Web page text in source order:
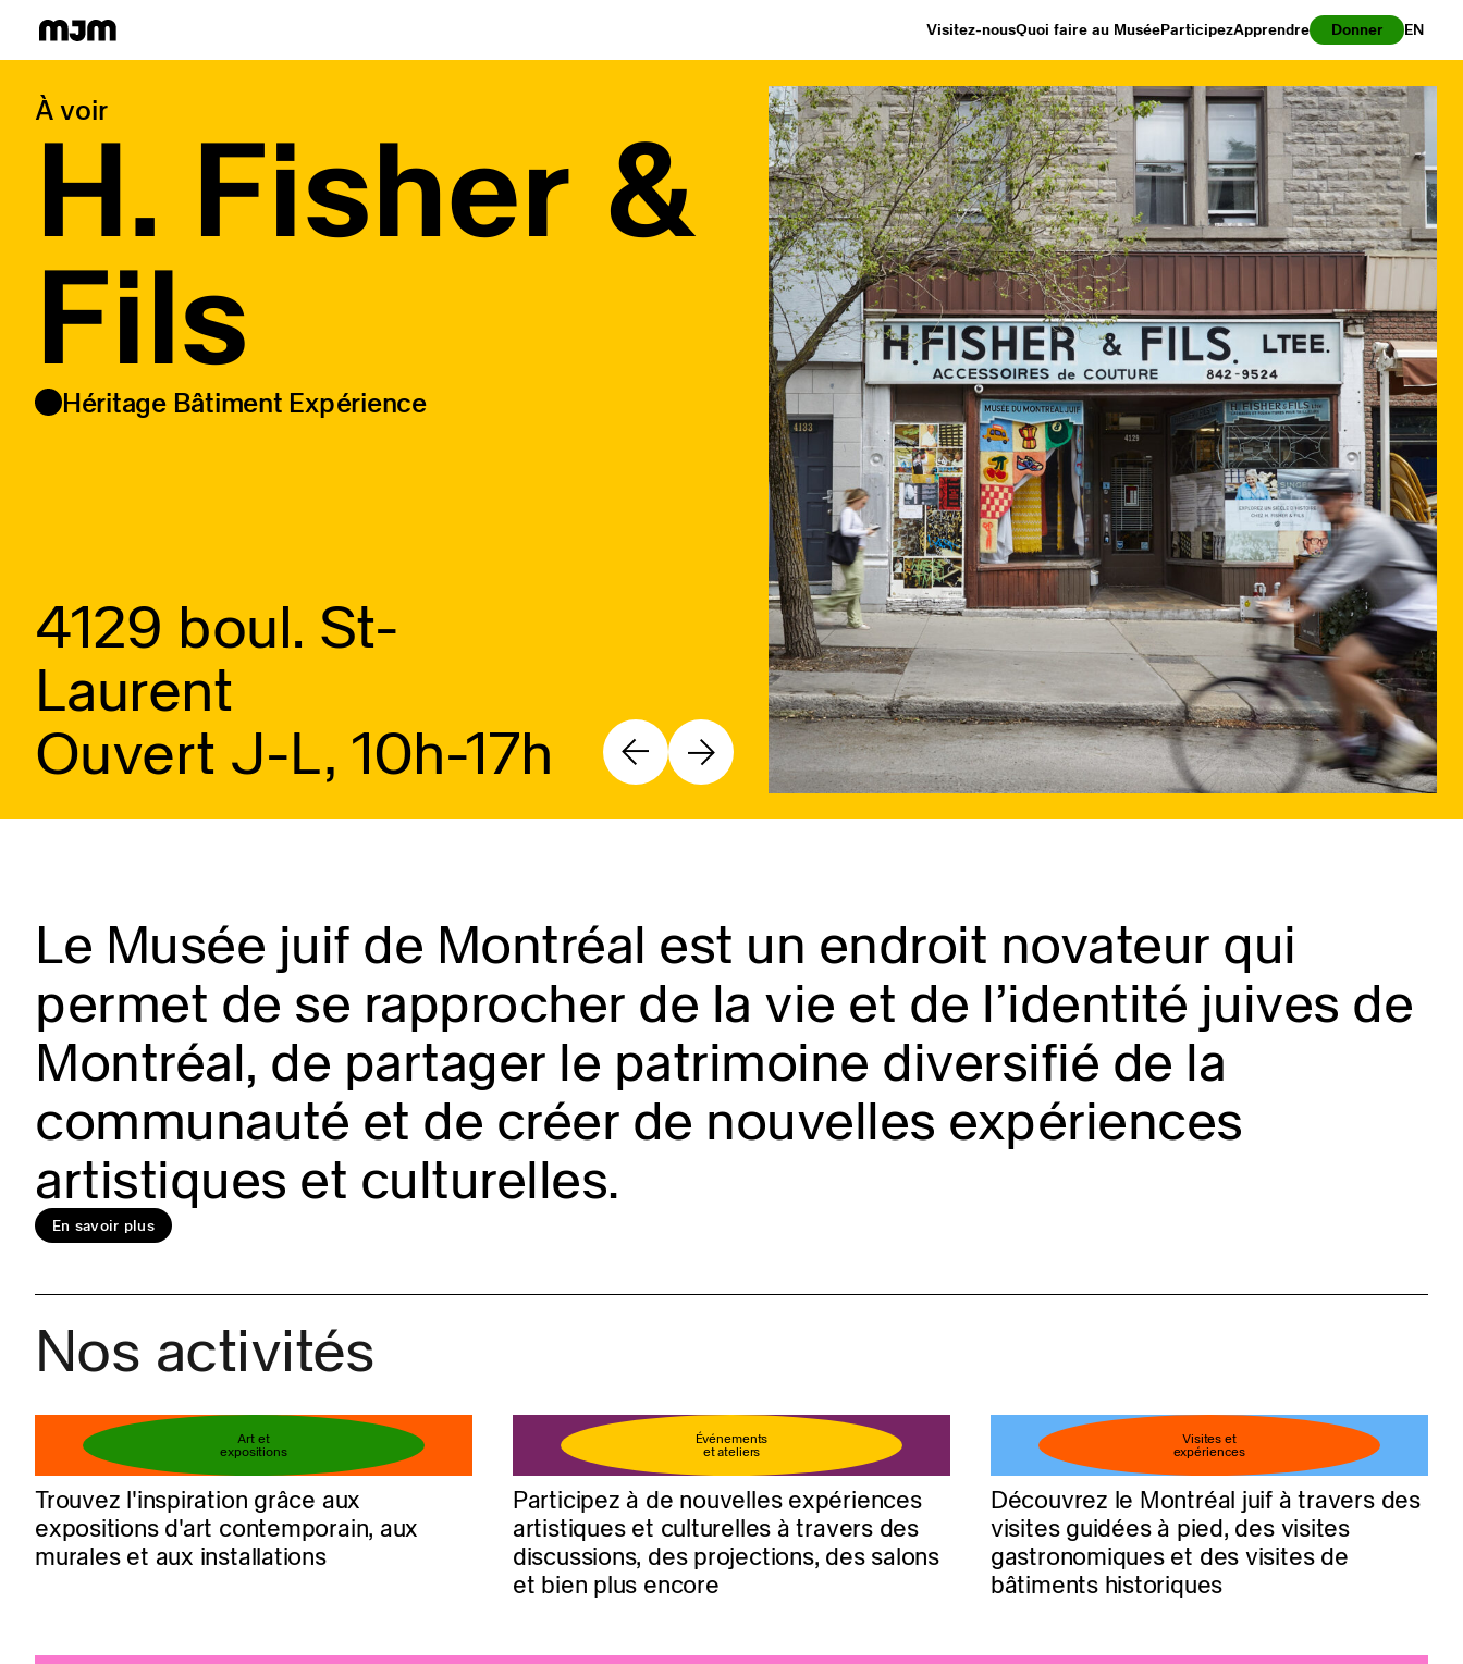
Visitez-nousQuoi faire au MuséeParticipezApprendre Donner EN
Homepage
À voir
H. Fisher &
Fils
Héritage Bâtiment Expérience
4129 boul. St-
Laurent
Ouvert J-L, 10h-17h
Réservez votre billet
En savoir plus
Le Musée juif de Montréal est un endroit novateur qui
permet de se rapprocher de la vie et de l’identité juives de
Montréal, de partager le patrimoine diversifié de la
communauté et de créer de nouvelles expériences
artistiques et culturelles.
En savoir plus
Nos activités
Art et
expositions
Trouvez l'inspiration grâce aux
expositions d'art contemporain, aux
murales et aux installations
Événements
et ateliers
Participez à de nouvelles expériences
artistiques et culturelles à travers des
discussions, des projections, des salons
et bien plus encore
Visites et
expériences
Découvrez le Montréal juif à travers des
visites guidées à pied, des visites
gastronomiques et des visites de
bâtiments historiques